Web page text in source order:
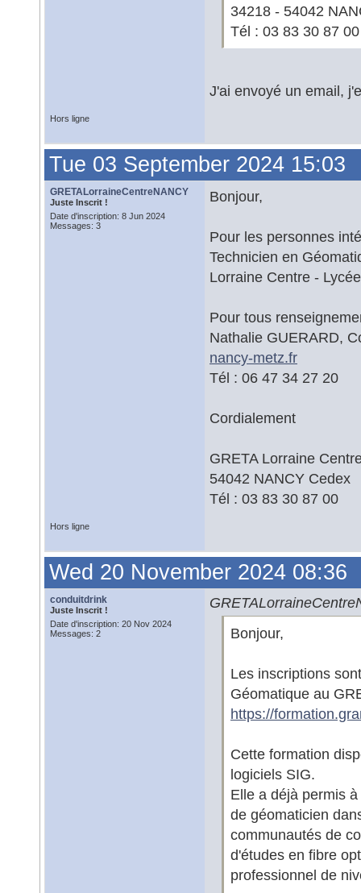
34218 - 54042
Tél : 03 83 30 87 00
J'ai envoyé un email,
Hors ligne
Tue 03 September 2024 15:03
GRETALorraineCentreNANCY
Juste Inscrit !
Date d'inscription: 8 Jun 2024
Messages: 3
Bonjour,
Pour les personnes
Technicien en
Lorraine Centre -
Pour tous
Nathalie GUERARD,
nancy-metz.fr
Tél : 06 47 34 27 20
Cordialement
GRETA Lorraine
54042 NANCY Cedex
Tél : 03 83 30 87 00
Hors ligne
Wed 20 November 2024 08:36
conduitdrink
Juste Inscrit !
Date d'inscription: 20 Nov 2024
Messages: 2
Bonjour,
Les inscriptions
Géomatique au
https://
Cette formation
logiciels SIG.
Elle a déjà permis
de géomaticien
communautés de
d'études en fibre
professionnel de